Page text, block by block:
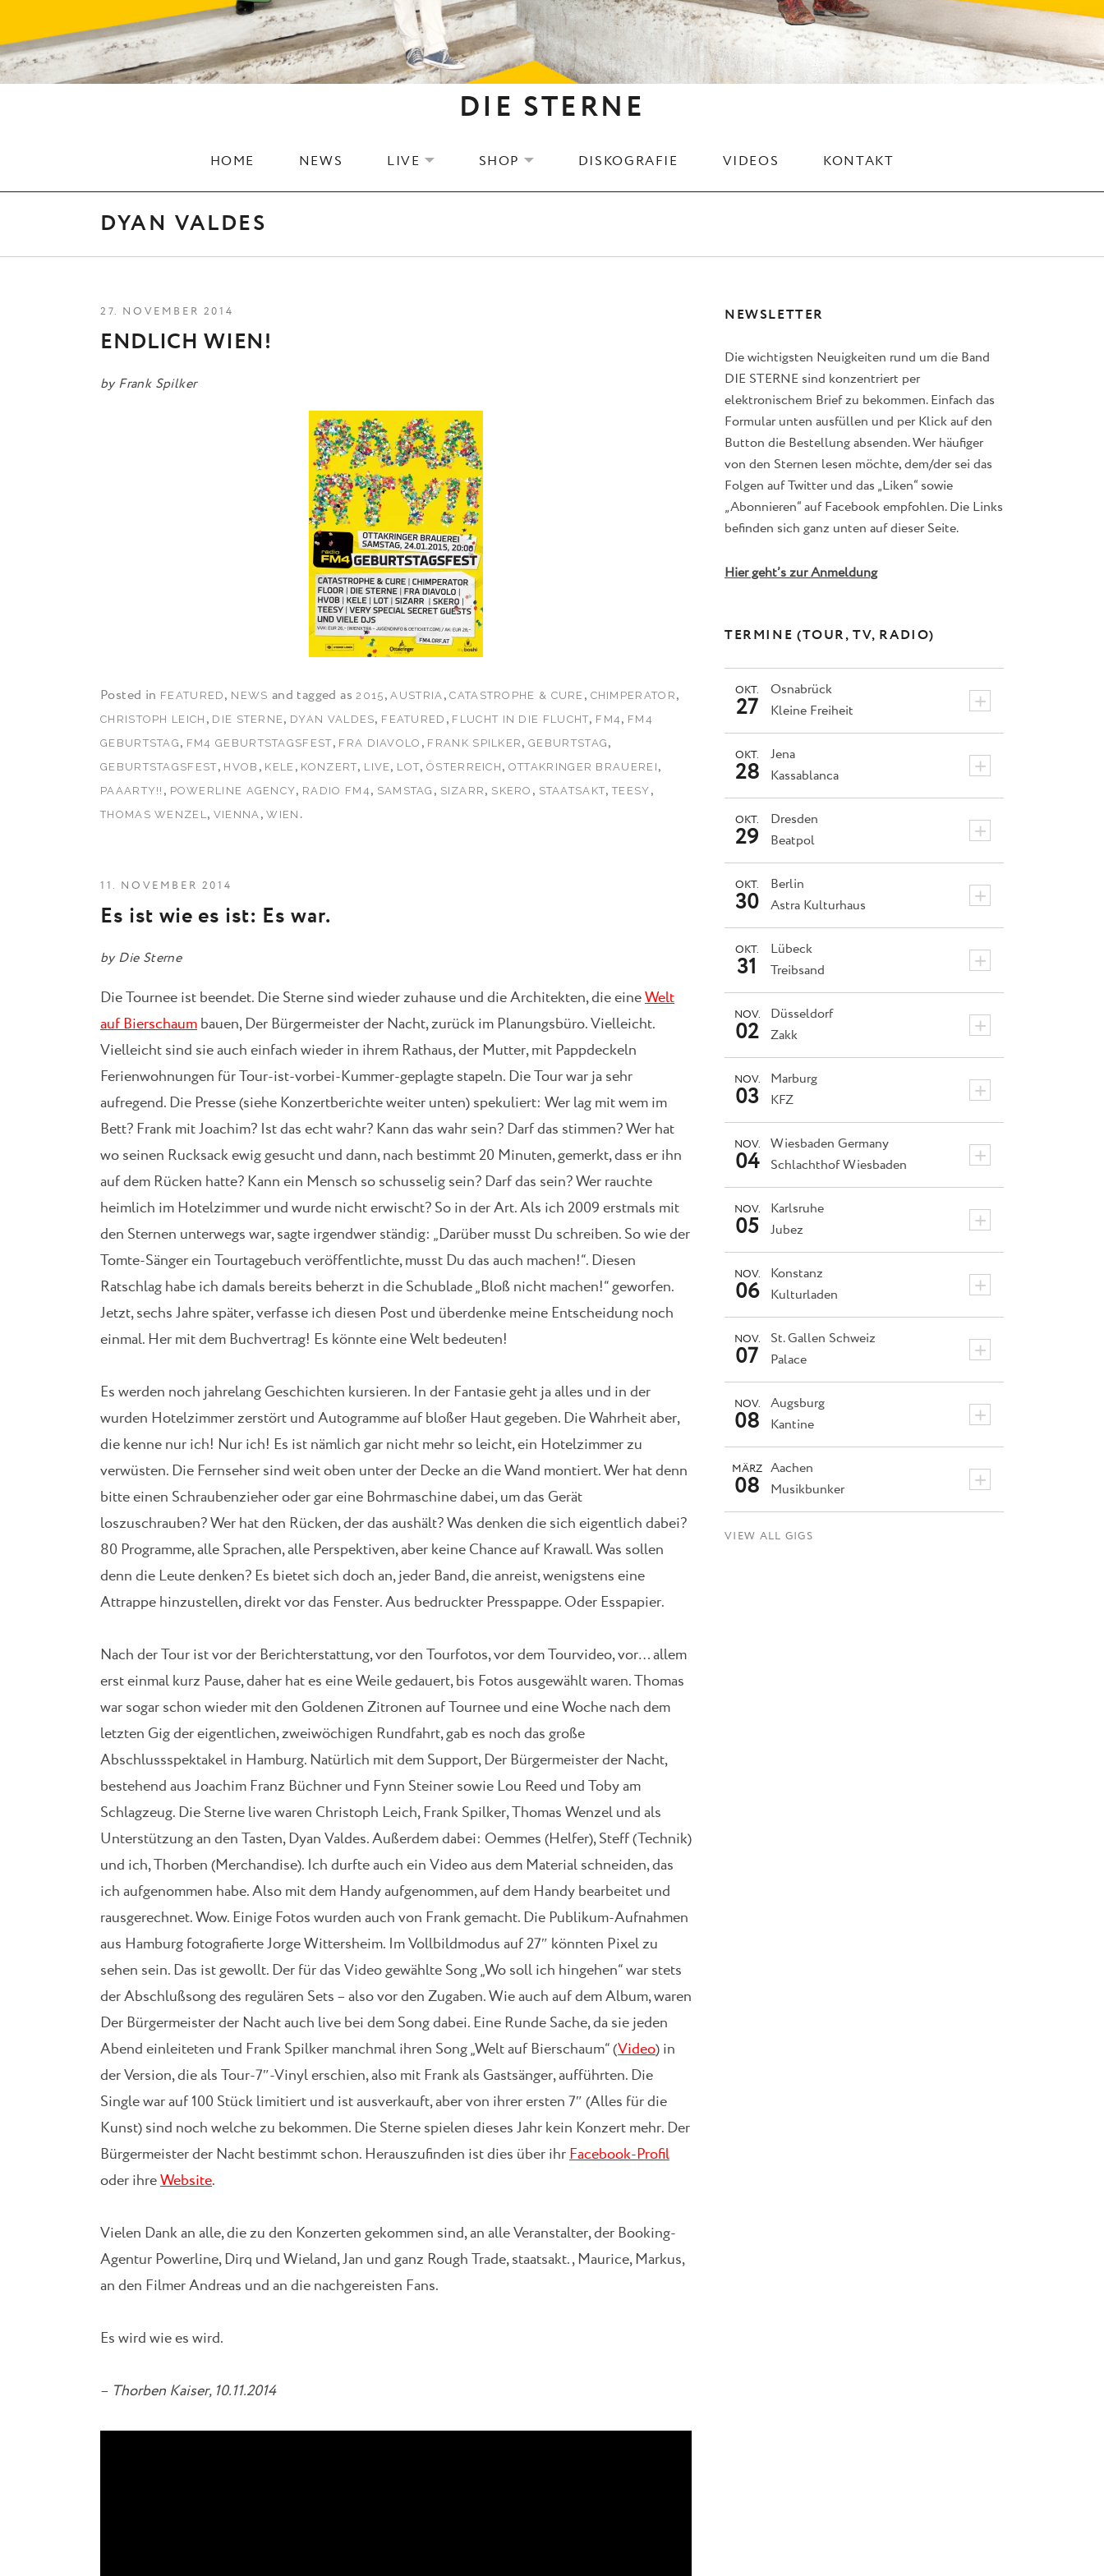
DIE STERNE
HOME NEWS LIVE EXPAND SUBMENU
SHOP EXPAND SUBMENU
DISKOGRAFIE VIDEOS KONTAKT
DYAN VALDES
ENDLICH WIEN!
by Frank Spilker
27. NOVEMBER 2014
Posted in FEATURED , NEWS and tagged as2015 ,AUSTRIA ,CATASTROPHE & CURE , CHIMPERATOR ,
CHRISTOPH LEICH , DIE STERNE, DYAN VALDES, FEATURED , FLUCHT IN DIE FLUCHT, FM4 , FM4
GEBURTSTAG , FM4 GEBURTSTAGSFEST, FRA DIAVOLO , FRANK SPILKER ,GEBURTSTAG ,
GEBURTSTAGSFEST, HVOB , KELE , KONZERT, LIVE, LOT, ÖSTERREICH , OTTAKRINGER BRAUEREI ,
PAAARTY!! , POWERLINE AGENCY, RADIO FM4 , SAMSTAG , SIZARR , SKERO , STAATSAKT,TEESY ,
THOMAS WENZEL, VIENNA ,WIEN .
Es ist wie es ist: Es war.
by Die Sterne
11. NOVEMBER 2014
Die Tournee ist beendet. Die Sterne sind wieder zuhause und die Architekten, die eineWelt
auf Bierschaumbauen, Der Bürgermeister der Nacht, zurück im Planungsbüro. Vielleicht.
Vielleicht sind sie auch einfach wieder in ihrem Rathaus, der Mutter, mit Pappdeckeln
Ferienwohnungen für Tour-ist-vorbei-Kummer-geplagte stapeln. Die Tour war ja sehr
aufregend. Die Presse (siehe Konzertberichte weiter unten) spekuliert: Wer lag mit wem im
Bett? Frank mit Joachim? Ist das echt wahr? Kann das wahr sein? Darf das stimmen? Wer hat
wo seinen Rucksack ewig gesucht und dann, nach bestimmt 20 Minuten, gemerkt, dass er ihn
auf dem Rücken hatte? Kann ein Mensch so schusselig sein? Darf das sein? Wer rauchte
heimlich im Hotelzimmer und wurde nicht erwischt? So in der Art. Als ich 2009 erstmals mit
den Sternen unterwegs war, sagte irgendwer ständig: „Darüber musst Du schreiben. So wie der
Tomte-Sänger ein Tourtagebuch veröffentlichte, musst Du das auch machen!“. Diesen
Ratschlag habe ich damals bereits beherzt in die Schublade „Bloß nicht machen!“ geworfen.
Jetzt, sechs Jahre später, verfasse ich diesen Post und überdenke meine Entscheidung noch
einmal. Her mit dem Buchvertrag! Es könnte eine Welt bedeuten!
Es werden noch jahrelang Geschichten kursieren. In der Fantasie geht ja alles und in der
wurden Hotelzimmer zerstört und Autogramme auf bloßer Haut gegeben. Die Wahrheit aber,
die kenne nur ich! Nur ich! Es ist nämlich gar nicht mehr so leicht, ein Hotelzimmer zu
verwüsten. Die Fernseher sind weit oben unter der Decke an die Wand montiert. Wer hat denn
bitte einen Schraubenzieher oder gar eine Bohrmaschine dabei, um das Gerät
loszuschrauben? Wer hat den Rücken, der das aushält? Was denken die sich eigentlich dabei?
80 Programme, alle Sprachen, alle Perspektiven, aber keine Chance auf Krawall. Was sollen
denn die Leute denken? Es bietet sich doch an, jeder Band, die anreist, wenigstens eine
Attrappe hinzustellen, direkt vor das Fenster. Aus bedruckter Presspappe. Oder Esspapier.
Nach der Tour ist vor der Berichterstattung, vor den Tourfotos, vor dem Tourvideo, vor… allem
erst einmal kurz Pause, daher hat es eine Weile gedauert, bis Fotos ausgewählt waren. Thomas
war sogar schon wieder mit den Goldenen Zitronen auf Tournee und eine Woche nach dem
letzten Gig der eigentlichen, zweiwöchigen Rundfahrt, gab es noch das große
Abschlussspektakel in Hamburg. Natürlich mit dem Support, Der Bürgermeister der Nacht,
bestehend aus Joachim Franz Büchner und Fynn Steiner sowie Lou Reed und Toby am
Schlagzeug. Die Sterne live waren Christoph Leich, Frank Spilker, Thomas Wenzel und als
Unterstützung an den Tasten, Dyan Valdes. Außerdem dabei: Oemmes (Helfer), Steff (Technik)
und ich, Thorben (Merchandise). Ich durfte auch ein Video aus dem Material schneiden, das
ich aufgenommen habe. Also mit dem Handy aufgenommen, auf dem Handy bearbeitet und
rausgerechnet. Wow. Einige Fotos wurden auch von Frank gemacht. Die Publikum-Aufnahmen
aus Hamburg fotografierte Jorge Wittersheim. Im Vollbildmodus auf 27″ könnten Pixel zu
sehen sein. Das ist gewollt. Der für das Video gewählte Song „Wo soll ich hingehen“ war stets
der Abschlußsong des regulären Sets – also vor den Zugaben. Wie auch auf dem Album, waren
Der Bürgermeister der Nacht auch live bei dem Song dabei. Eine Runde Sache, da sie jeden
Abend einleiteten und Frank Spilker manchmal ihren Song „Welt auf Bierschaum“ (Video) in
der Version, die als Tour-7″-Vinyl erschien, also mit Frank als Gastsänger, aufführten. Die
Single war auf 100 Stück limitiert und ist ausverkauft, aber von ihrer ersten 7″ (Alles für die
Kunst) sind noch welche zu bekommen. Die Sterne spielen dieses Jahr kein Konzert mehr. Der
Bürgermeister der Nacht bestimmt schon. Herauszufinden ist dies über ihrFacebook-Profil
oder ihreWebsite.
Vielen Dank an alle, die zu den Konzerten gekommen sind, an alle Veranstalter, der Booking-
Agentur Powerline, Dirq und Wieland, Jan und ganz Rough Trade, staatsakt., Maurice, Markus,
an den Filmer Andreas und an die nachgereisten Fans.
Es wird wie es wird.
– Thorben Kaiser, 10.11.2014
NEWSLETTER
Die wichtigsten Neuigkeiten rund um die Band
DIE STERNE sind konzentriert per
elektronischem Brief zu bekommen. Einfach das
Formular unten ausfüllen und per Klick auf den
Button die Bestellung absenden. Wer häufiger
von den Sternen lesen möchte, dem/der sei das
Folgen auf Twitter und das „Liken“ sowie
„Abonnieren“ auf Facebook empfohlen. Die Links
befinden sich ganz unten auf dieser Seite.
Hier geht’s zur Anmeldung
TERMINE (TOUR, TV, RADIO)
Osnabrück +
OKT.
27 Kleine Freiheit
Jena +
OKT.
28 Kassablanca
Dresden +
OKT.
29 Beatpol
Berlin +
OKT.
30 Astra Kulturhaus
Lübeck +
OKT.
31 Treibsand
Düsseldorf +
NOV.
02 Zakk
Marburg +
NOV.
03 KFZ
Wiesbaden Germany +
NOV.
04 Schlachthof Wiesbaden
Karlsruhe +
NOV.
05 Jubez
Konstanz +
NOV.
06 Kulturladen
St. Gallen Schweiz +
NOV.
07 Palace
Augsburg +
NOV.
08 Kantine
Aachen +
MÄRZ
08 Musikbunker
VIEW ALL GIGS